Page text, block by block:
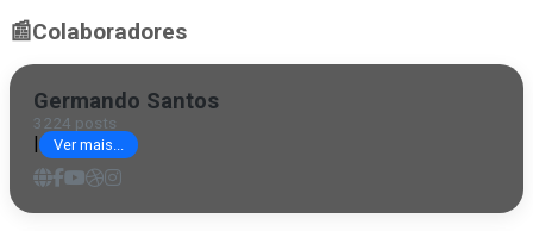
📰Colaboradores
Germando Santos
3224 posts
| Ver mais...